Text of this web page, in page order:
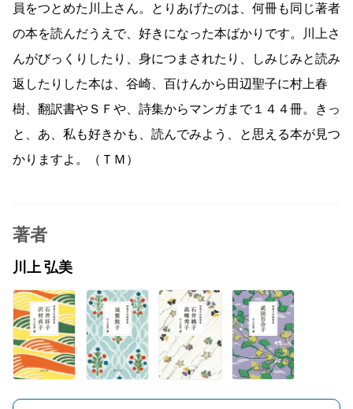
員をつとめた川上さん。とりあげたのは、何冊も同じ著者
の本を読んだうえで、好きになった本ばかりです。川上さ
んがびっくりしたり、身につまされたり、しみじみと読み
返したりした本は、谷崎、百けんから田辺聖子に村上春
樹、翻訳書やＳＦや、詩集からマンガまで１４４冊。きっ
と、あ、私も好きかも、読んでみよう、と思える本が見つ
かりますよ。（ＴＭ）
著者
川上 弘美